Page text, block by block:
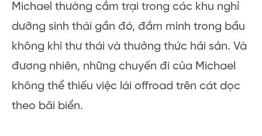
Michael thường cắm trại trong các khu nghỉ
dưỡng sinh thái gần đó, đắm mình trong bầu
không khí thư thái và thưởng thức hải sản. Và
đương nhiên, những chuyến đi của Michael
không thể thiếu việc lái offroad trên cát dọc
theo bãi biển.